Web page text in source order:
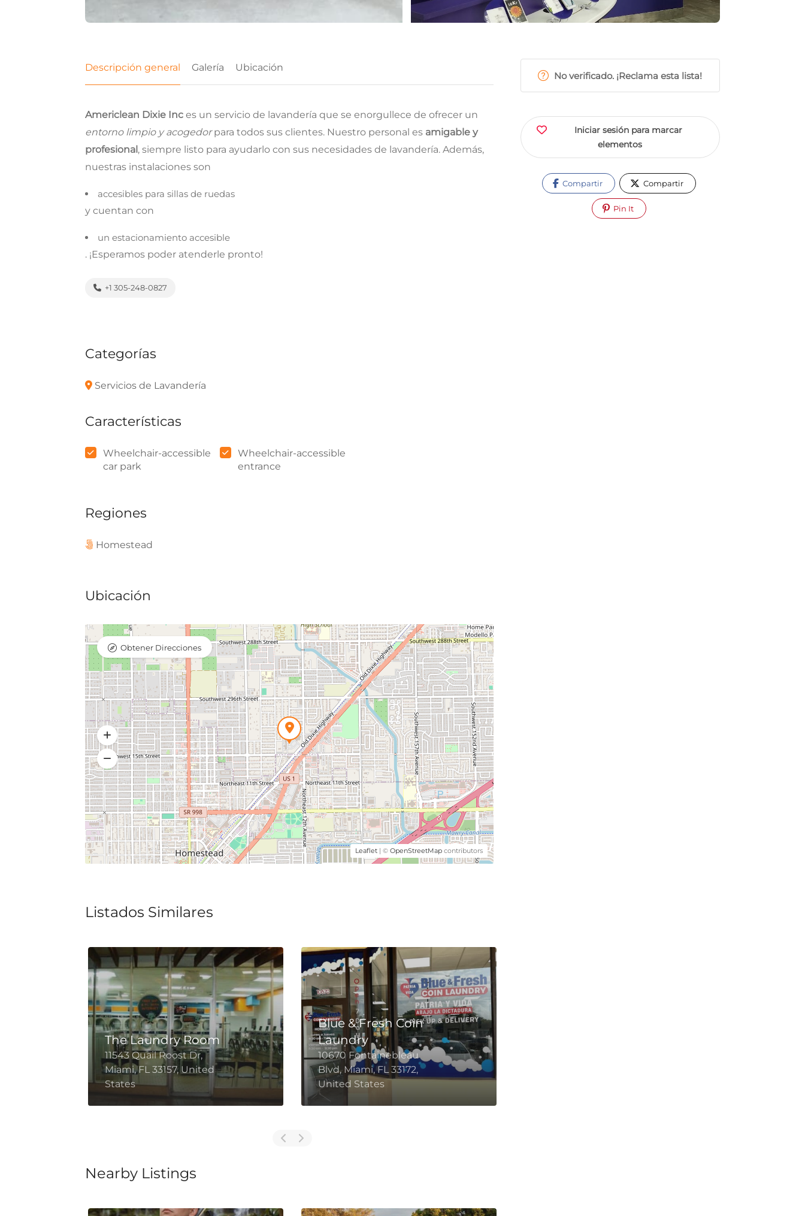
Descripción general Galería Ubicación
Americlean Dixie Inc es un servicio de lavandería que se enorgullece de ofrecer un
entorno limpio y acogedorpara todos sus clientes. Nuestro personal es amigable y
profesional, siempre listo para ayudarlo con sus necesidades de lavandería. Además,
nuestras instalaciones son
accesibles para sillas de ruedas
y cuentan con
un estacionamiento accesible
. ¡Esperamos poder atenderle pronto!
+1 305-248-0827
Categorías
Servicios de Lavandería
Características
Wheelchair-accessible
car park
Wheelchair-accessible
entrance
Regiones
Homestead
Ubicación
Leaflet| © OpenStreetMapcontributors
Obtener Direcciones
Listados Similares
The Laundry Room
11543 Quail Roost Dr,
Miami, FL 33157, United
States
Blue & Fresh Coin
Laundry
10670 Fontainebleau
Blvd, Miami, FL 33172,
United States
Nearby Listings
No verificado. ¡Reclama esta lista!
Iniciar sesión para marcar
elementos
Compartir Compartir
Pin It